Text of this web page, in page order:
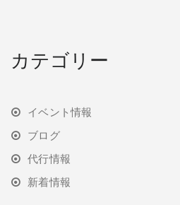
カテゴリー
イベント情報
ブログ
代行情報
新着情報